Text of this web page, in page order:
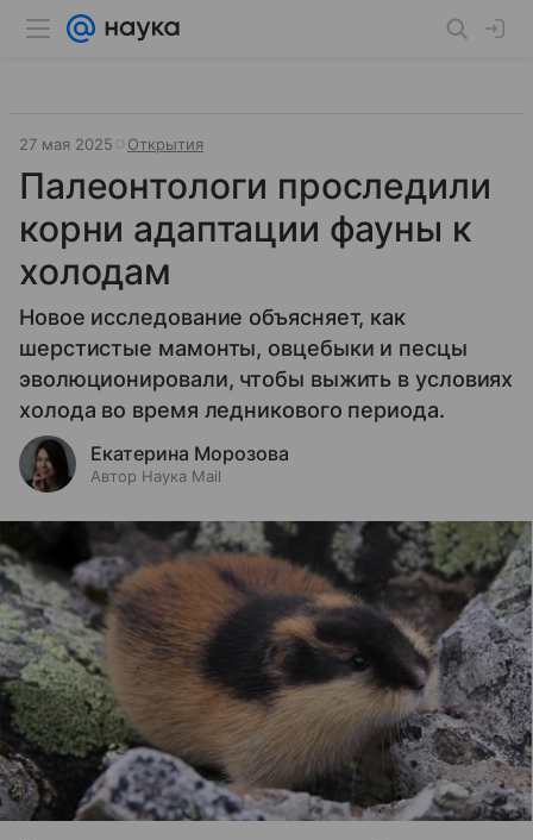
27 мая 2025 Открытия
Палеонтологи проследили
корни адаптации фауны к
холодам
Новое исследование объясняет, как
шерстистые мамонты, овцебыки и песцы
эволюционировали, чтобы выжить в условиях
холода во время ледникового периода.
Екатерина Морозова
Автор Наука Mail